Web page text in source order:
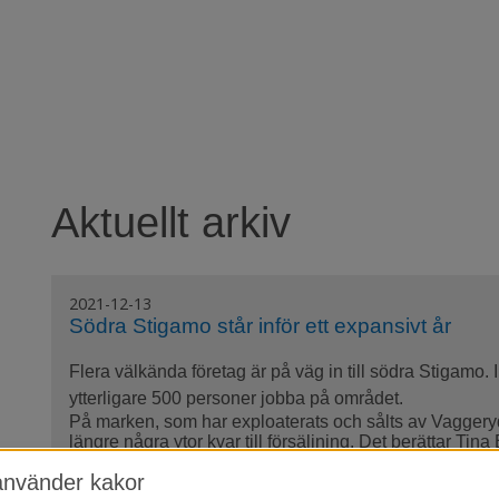
kakor
Aktuellt arkiv
2021-12-13
Södra Stigamo står inför ett expansivt år
Flera välkända företag är på väg in till södra Stigamo.
ytterligare 500 personer jobba på området.
På marken, som har exploaterats och sålts av
längre några ytor kvar till försäljning. Det berättar Tina